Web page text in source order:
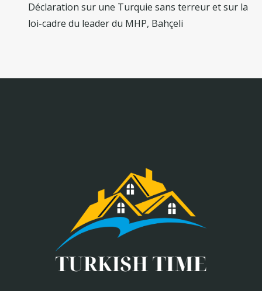
Déclaration sur une Turquie sans terreur et sur la
loi-cadre du leader du MHP, Bahçeli